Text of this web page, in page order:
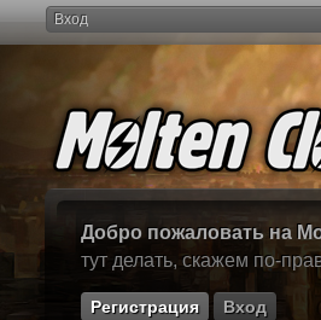
Вход
Добро пожаловать на
тут делать, скажем по-
Регистрация Вход